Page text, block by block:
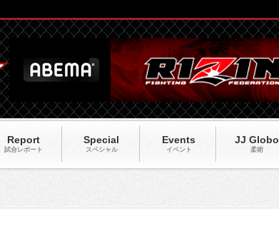
Report
試合レポート
Special
スペシャル
Events
イベント
JJ Globo
柔術